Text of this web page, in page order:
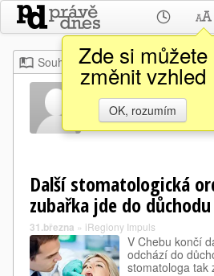
Zde si můžete
změnit vzhled
OK, rozumím
Souhrn Moje Z domova
Eva
Další stomatologická
zubařka jde do důchodu
31.března » iRegiony Impuls
V Chebu končí
odchází do
stomatologa tak